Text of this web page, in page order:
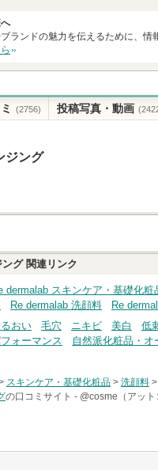
ランドの魅力を伝えるために、
(2756) 投稿写真・動画
ジング
ング関連リンク
dermalab スキンケア・基礎化粧
Re dermalab 洗顔料
Re
るおい 毛穴 ニキビ 美白 低
ォーマンス
自然派化粧品・オ
スキンケア・基礎化粧品 > 洗顔料 >
の口コミサイト - @cosme（アット